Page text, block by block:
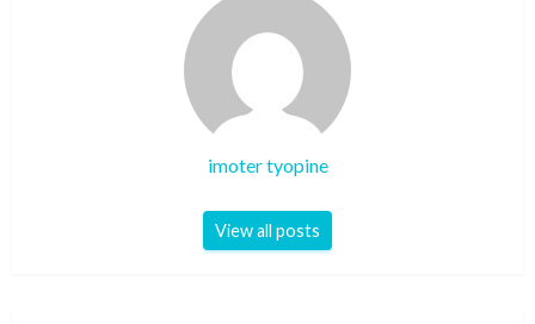
imoter tyopine
View all posts